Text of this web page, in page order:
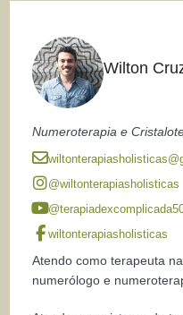
Wilton
Numeroterapia e
@wiltonterapiasholisticas
wiltonterapiasholisticas
Atendo como terapeuta
numerólogo e